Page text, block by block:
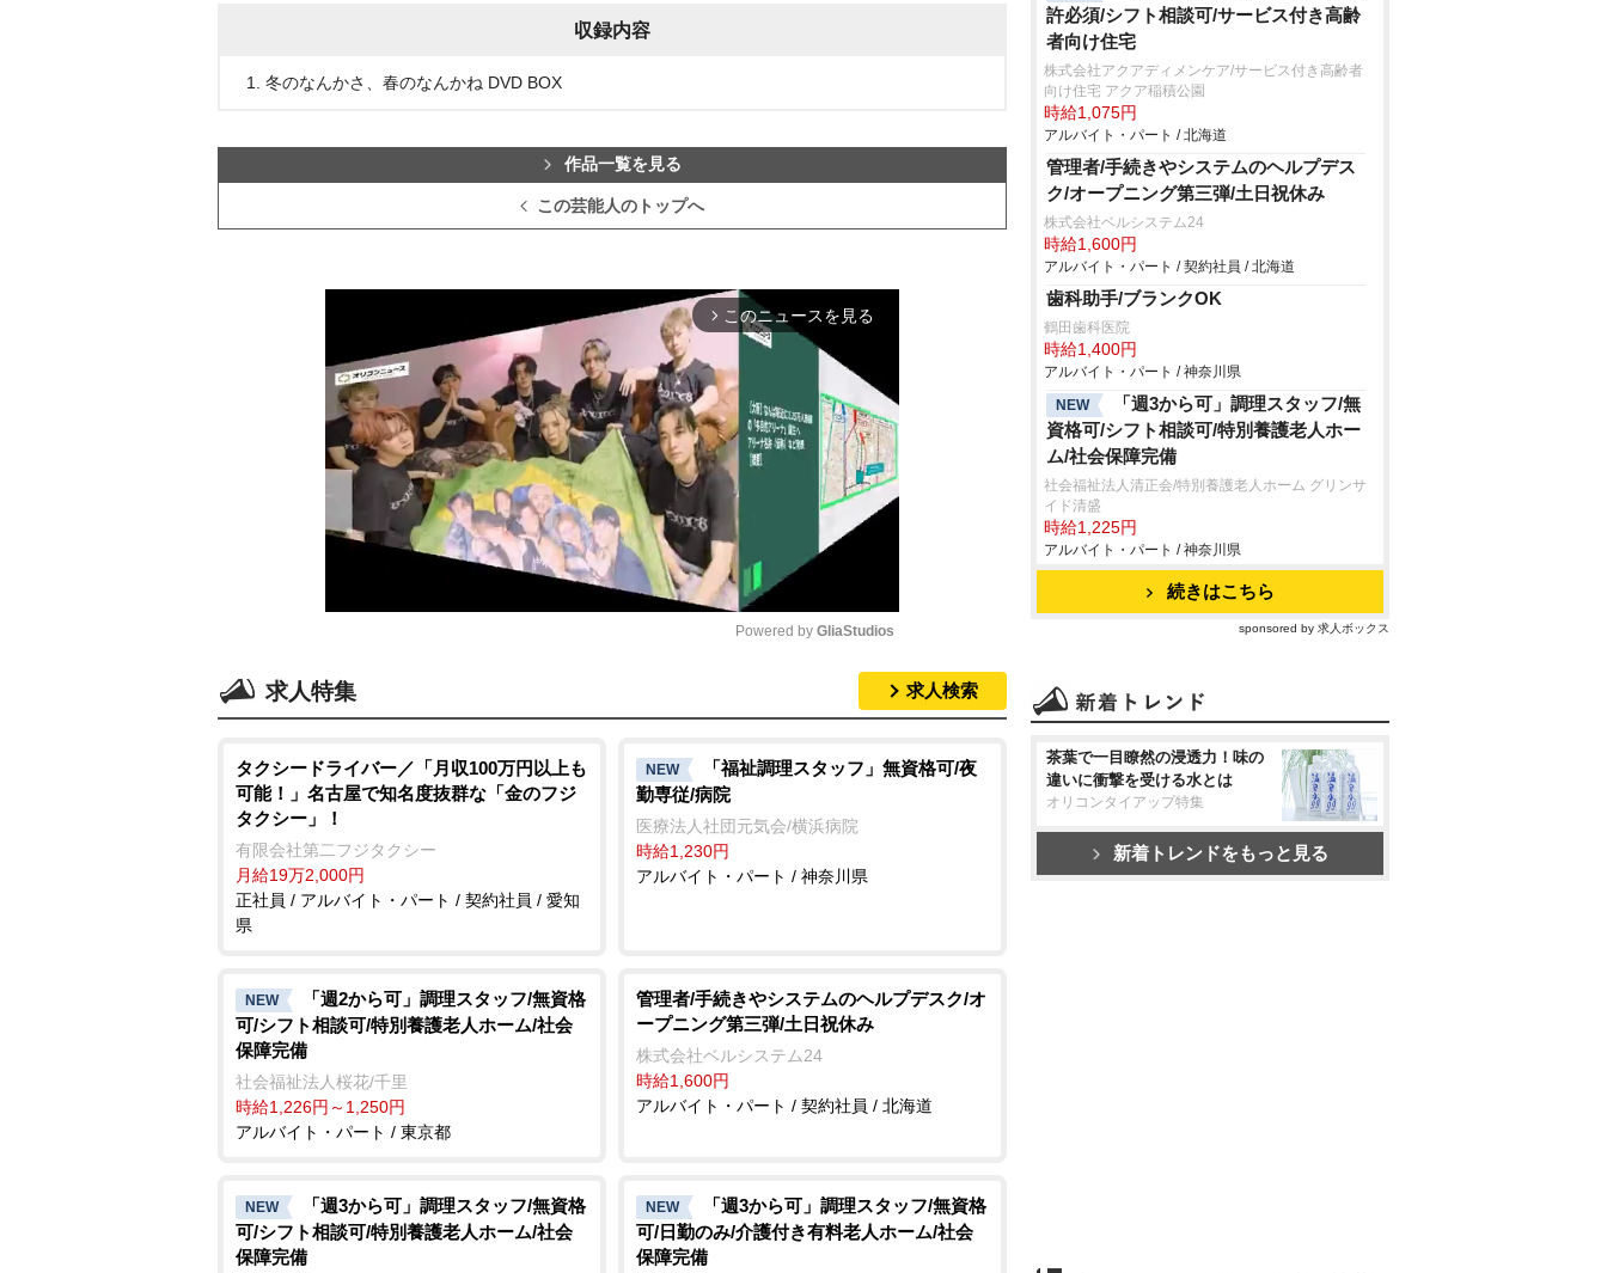
収録内容
1. 冬のなんかさ、春のなんかね DVD BOX
作品一覧を見る
この芸能人のトップへ
arrow_forward_ios このニュースを見る
t
Powered by GliaStudios
求人特集 求人検索
タクシードライバー／「月収100万円以上も
可能！」名古屋で知名度抜群な「金のフジ
タクシー」！
有限会社第二フジタクシー
月給19万2,000円
正社員 / アルバイト・パート / 契約社員 / 愛知
県
NEW
「福祉調理スタッフ」無資格可/夜
勤専従/病院
医療法人社団元気会/横浜病院
時給1,230円
アルバイト・パート / 神奈川県
NEW
「週2から可」調理スタッフ/無資格
可/シフト相談可/特別養護老人ホーム/社会
保障完備
社会福祉法人桜花/千里
時給1,226円～1,250円
アルバイト・パート / 東京都
管理者/手続きやシステムのヘルプデスク/オ
ープニング第三弾/土日祝休み
株式会社ベルシステム24
時給1,600円
アルバイト・パート / 契約社員 / 北海道
NEW
「週3から可」調理スタッフ/無資格
可/シフト相談可/特別養護老人ホーム/社会
保障完備
NEW
「週3から可」調理スタッフ/無資格
可/日勤のみ/介護付き有料老人ホーム/社会
保障完備
許必須/シフト相談可/サービス付き高齢
者向け住宅
株式会社アクアディメンケア/サービス付き高齢者
向け住宅 アクア稲積公園
時給1,075円
アルバイト・パート / 北海道
管理者/手続きやシステムのヘルプデス
ク/オープニング第三弾/土日祝休み
株式会社ベルシステム24
時給1,600円
アルバイト・パート / 契約社員 / 北海道
歯科助手/ブランクOK
鶴田歯科医院
時給1,400円
アルバイト・パート / 神奈川県
NEW
「週3から可」調理スタッフ/無
資格可/シフト相談可/特別養護老人ホー
ム/社会保障完備
社会福祉法人清正会/特別養護老人ホーム グリンサ
イド清盛
時給1,225円
アルバイト・パート / 神奈川県
続きはこちら
sponsored by 求人ボックス
茶葉で一目瞭然の浸透力！味の
違いに衝撃を受ける水とは
オリコンタイアップ特集
新着トレンドをもっと見る